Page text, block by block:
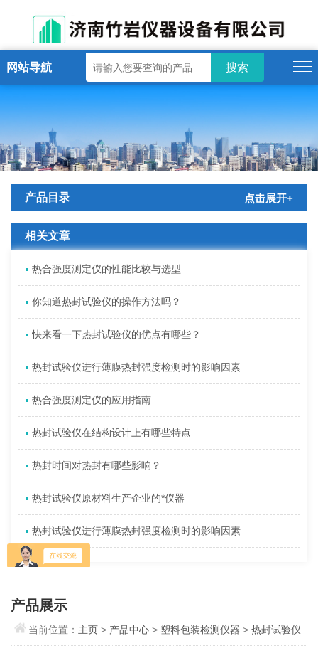
网站导航
产品目录 点击展开+
相关文章
热合强度测定仪的性能比较与选型
你知道热封试验仪的操作方法吗？
快来看一下热封试验仪的优点有哪些？
热封试验仪进行薄膜热封强度检测时的影响因素
热合强度测定仪的应用指南
热封试验仪在结构设计上有哪些特点
热封时间对热封有哪些影响？
热封试验仪原材料生产企业的*仪器
热封试验仪进行薄膜热封强度检测时的影响因素
产品展示
当前位置： 主页> 产品中心> 塑料包装检测仪器 >热封试验仪